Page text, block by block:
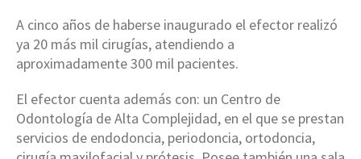
A cinco años de haberse inaugurado el efector realizó
ya 20 más mil cirugías, atendiendo a
aproximadamente 300 mil pacientes.
El efector cuenta además con: un Centro de
Odontología de Alta Complejidad, en el que se prestan
servicios de endodoncia, periodoncia, ortodoncia,